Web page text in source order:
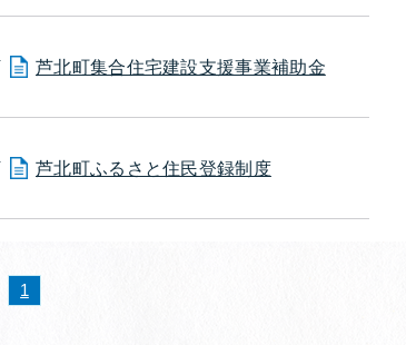
芦北町集合住宅建設支援事業補助金
芦北町ふるさと住民登録制度
1